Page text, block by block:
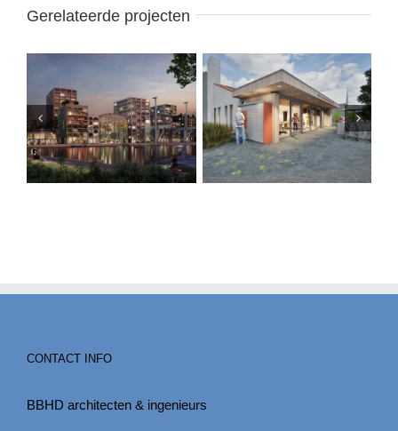
Gerelateerde projecten
CONTACT INFO
BBHD architecten & ingenieurs